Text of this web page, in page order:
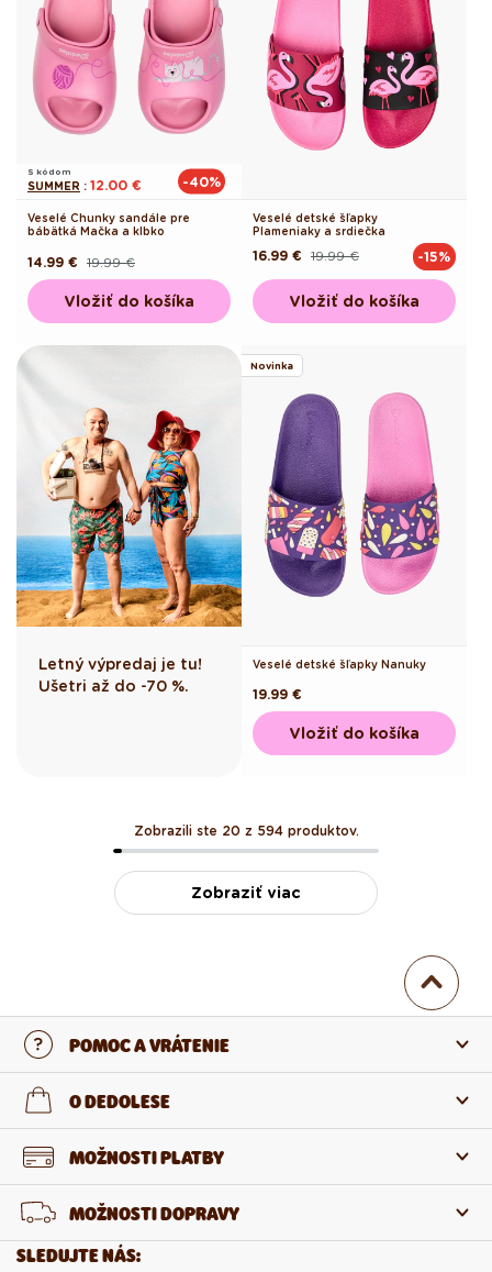
S kódom
SUMMER : 12.00 € -40%
Veselé Chunky sandále pre
bábätká Mačka a klbko
Pôvodná
cena
19.99 €
Akciová
cena
14.99 €
Vložiť do košíka
Veselé detské šľapky
Plameniaky a srdiečka
Pôvodná19.99 €
Akciová
16.99 € -15%
Vložiť do košíka
Letný výpredaj je tu!
Ušetri až do -70 %.
Novinka
Veselé detské šľapky Nanuky
Pôvodná
cena
19.99 €
Vložiť do košíka
Zobrazili ste 20 z 594 produktov.
Zobraziť viac
POMOC A VRÁTENIE
Kontaktujte nás
Vrátenie a reklamácia
Odstúpenie od zmluvy
O DEDOLESE
O nás
Veľkoobchod
MOŽNOSTI PLATBY
MOŽNOSTI DOPRAVY
SLEDUJTE NÁS: